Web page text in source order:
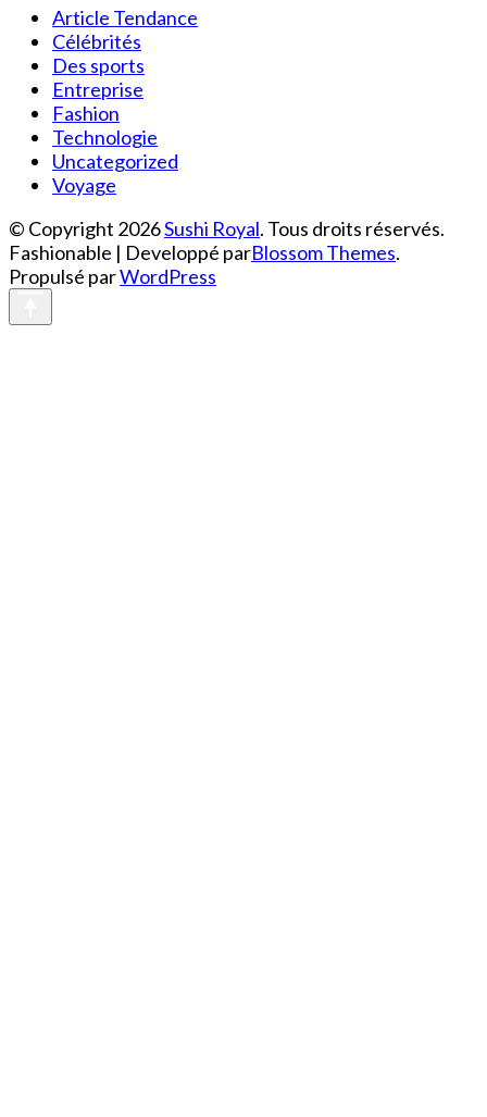
Article Tendance
Célébrités
Des sports
Entreprise
Fashion
Technologie
Uncategorized
Voyage
© Copyright 2026Sushi Royal. Tous droits réservés.
Fashionable | Developpé parBlossom Themes.
Propulsé parWordPress